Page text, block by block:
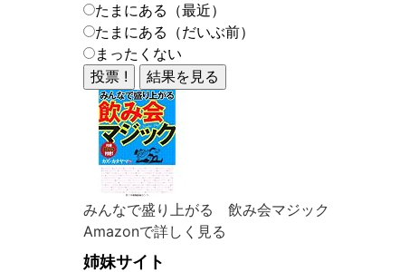
たまにある（最近）
たまにある（だいぶ前）
まったくない
みんなで盛り上がる 飲み会マジック
Amazonで詳しく見る
姉妹サイト